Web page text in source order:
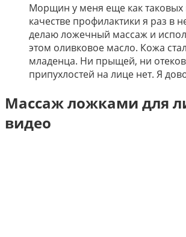
Морщин у меня еще как таковых
качестве профилактики я раз в
делаю ложечный массаж и
этом оливковое масло. Кожа
младенца. Ни прыщей, ни
припухлостей на лице нет. Я
Массаж ложками для
видео